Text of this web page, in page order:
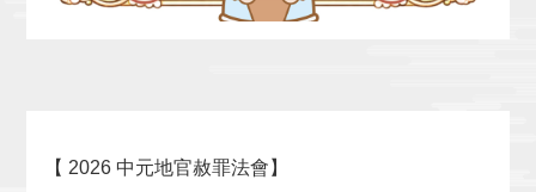
【 2026 中元地官赦罪法會】